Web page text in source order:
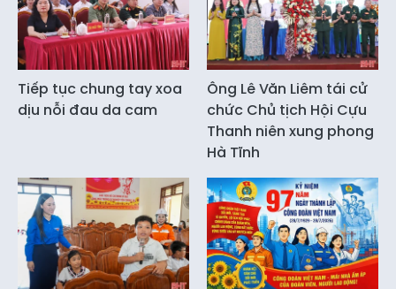
Tiếp tục chung tay xoa
dịu nỗi đau da cam
Ông Lê Văn Liêm tái cử
chức Chủ tịch Hội Cựu
Thanh niên xung phong
Hà Tĩnh